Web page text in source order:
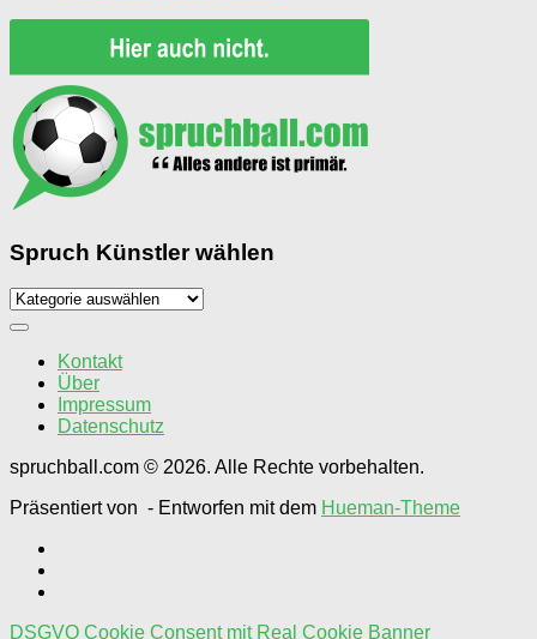
Spruch Künstler wählen
Spruch
Kontakt
Über
Impressum
Datenschutz
spruchball.com © 2026. Alle Rechte vorbehalten.
Präsentiert von - Entworfen mit dem Hueman-Theme
DSGVO Cookie Consent mit Real Cookie Banner